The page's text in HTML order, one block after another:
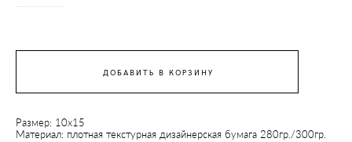
ДОБАВИТЬ В КОРЗИНУ
Размер: 10х15
Материал: плотная текстурная дизайнерская бумага 280гр./300гр.